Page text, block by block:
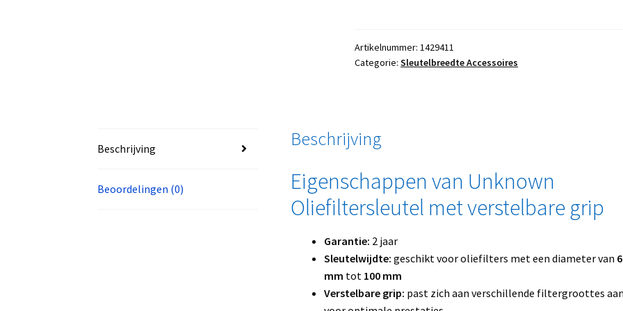
Artikelnummer:1429411
Categorie:Sleutelbreedte Accessoires
Beschrijving
Beoordelingen (0)
Beschrijving
Eigenschappen van Unknown
Oliefiltersleutel met verstelbare grip
Garantie: 2 jaar
Sleutelwijdte: geschikt voor oliefilters met een diameter van
mm tot 100 mm
Verstelbare grip: past zich aan verschillende filtergroottes